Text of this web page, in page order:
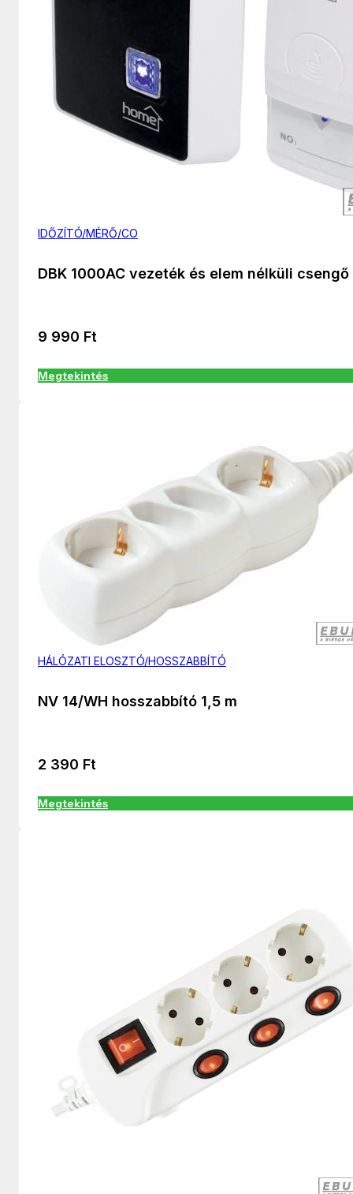
IDŐZÍTÓ/MÉRŐ/CO
DBK 1000AC vezeték és elem nélküli csengő
9 990 Ft
Megtekintés
HÁLÓZATI ELOSZTÓ/HOSSZABBÍTÓ
NV 14/WH hosszabbító 1,5 m
2 390 Ft
Megtekintés